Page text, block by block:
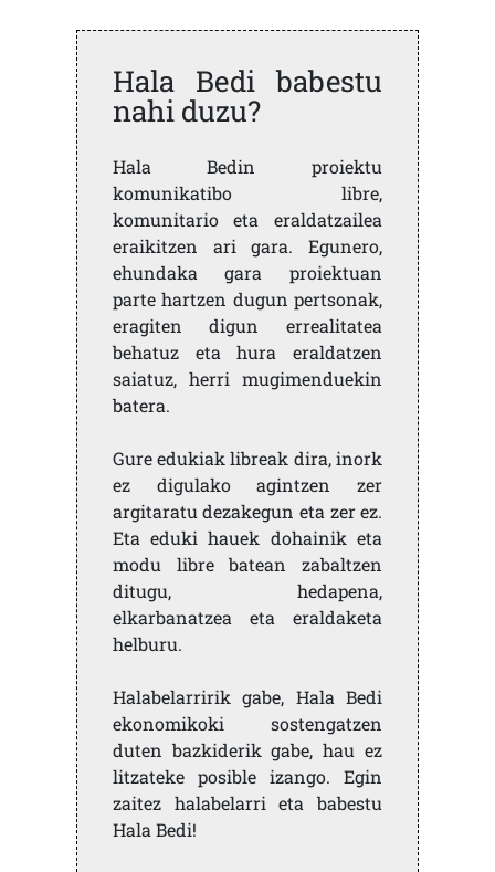
Hala Bedi babestu
nahi duzu?
Hala Bedin proiektu
komunikatibo libre,
komunitario eta eraldatzailea
eraikitzen ari gara. Egunero,
ehundaka gara proiektuan
parte hartzen dugun pertsonak,
eragiten digun errealitatea
behatuz eta hura eraldatzen
saiatuz, herri mugimenduekin
batera.
Gure edukiak libreak dira, inork
ez digulako agintzen zer
argitaratu dezakegun eta zer ez.
Eta eduki hauek dohainik eta
modu libre batean zabaltzen
ditugu, hedapena,
elkarbanatzea eta eraldaketa
helburu.
Halabelarririk gabe, Hala Bedi
ekonomikoki sostengatzen
duten bazkiderik gabe, hau ez
litzateke posible izango. Egin
zaitez halabelarri eta babestu
Hala Bedi!